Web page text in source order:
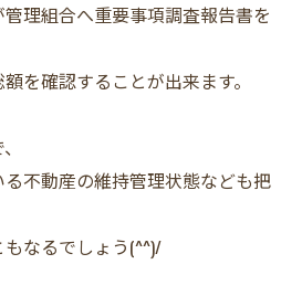
理組合へ重要事項調査報告書を
を確認することが出来ます。
不動産の維持管理状態なども把
なるでしょう(^^)/